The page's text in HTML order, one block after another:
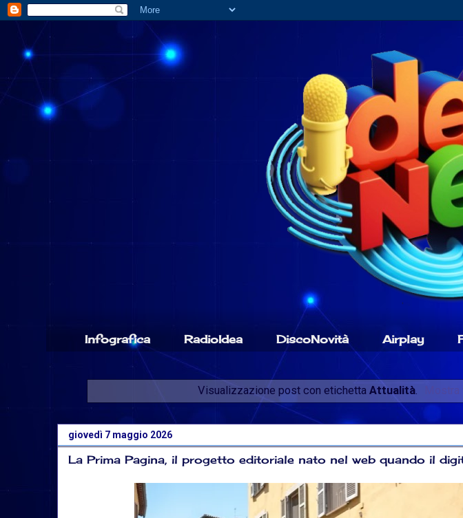
Infografica RadioIdea DiscoNovità Airplay
Visualizzazione post con etichetta Attualità.
giovedì 7 maggio 2026
La Prima Pagina, il progetto editoriale nato nel web quando il